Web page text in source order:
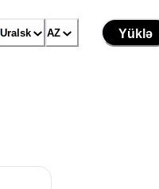
Uralsk AZ Yüklə